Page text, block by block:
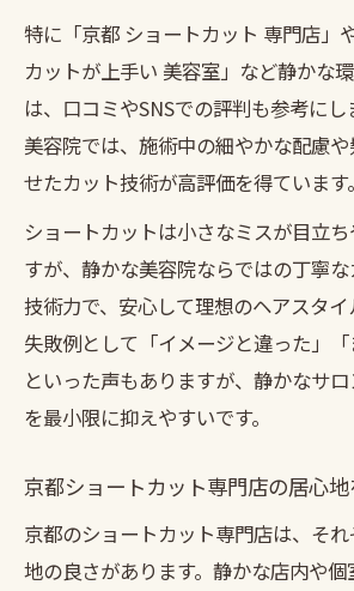
特に「京都 ショートカット 専門店」
カットが上手い 美容室」など静かな
は、口コミやSNSでの評判も参考に
美容院では、施術中の細やかな配慮
せたカット技術が高評価を得ています。
ショートカットは小さなミスが目立
すが、静かな美容院ならではの丁寧
技術力で、安心して理想のヘアスタイ
失敗例として「イメージと違った」「
といった声もありますが、静かなサ
を最小限に抑えやすいです。
京都ショートカット専門店の居心
京都のショートカット専門店は、そ
地の良さがあります。静かな店内や